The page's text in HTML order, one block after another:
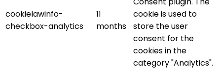
cookielawinfo-
checkbox-analytics
11
months
cookie is used to
store the user
consent for the
cookies in the
category "Analytics".